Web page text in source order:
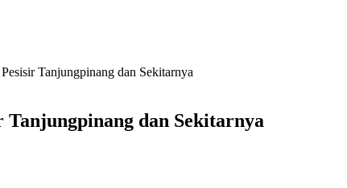
Tanjungpinang dan Sekitarnya
dan Sekitarnya